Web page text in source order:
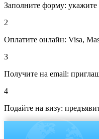
Заполните форму:
2
Оплатите онлайн: Visa,
3
Получите на email:
4
Подайте на визу: